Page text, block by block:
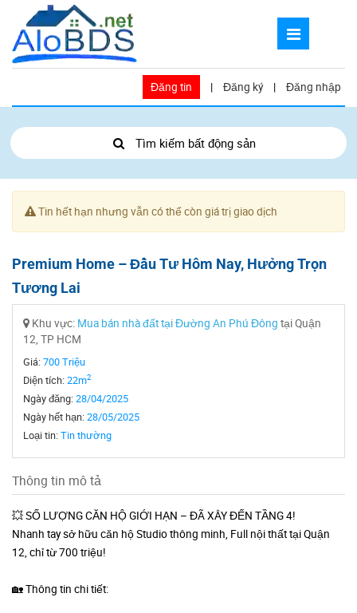
Đăng tin | Đăng ký | Đăng nhập
Tìm kiếm bất động sản
Tin hết hạn nhưng vẫn có thể còn giá trị giao dịch
Premium Home – Đầu Tư Hôm Nay, Hưởng Trọn
Tương Lai
Khu vực: Mua bán nhà đất tại Đường An Phú Đông tại Quận
12, TP HCM
Giá:700 Triệu
Diện tích:22m2
Ngày đăng:28/04/2025
Ngày hết hạn:28/05/2025
Loại tin:Tin thường
Thông tin mô tả
💥 SỐ LƯỢNG CĂN HỘ GIỚI HẠN – ĐÃ XÂY ĐẾN TẦNG 4!
Nhanh tay sở hữu căn hộ Studio thông minh, Full nội thất tại Quận
12, chỉ từ 700 triệu!
🏡 Thông tin chi tiết: